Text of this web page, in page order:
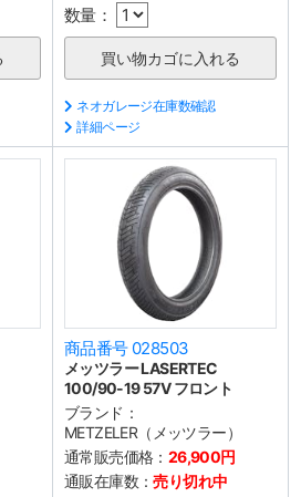
数量：
ネオガレージ在庫数確認
詳細ページ
商品番号 028503
メッツラー LASERTEC
100/90-19 57V フロント
ブランド：
METZELER（メッツラー）
通常販売価格： 26,900円
通販在庫数：売り切れ中